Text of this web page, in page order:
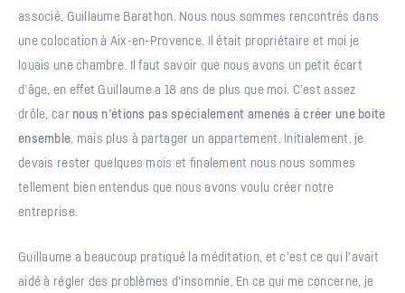
associé, Guillaume Barathon. Nous nous sommes rencontrés dans
une colocation à Aix-en-Provence. Il était propriétaire et moi je
louais une chambre. Il faut savoir que nous avons un petit écart
d’âge, en effet Guillaume a 18 ans de plus que moi. C’est assez
drôle, car nous n’étions pas spécialement amenés à créer une boite
ensemble , mais plus à partager un appartement. Initialement, je
devais rester quelques mois et finalement nous nous sommes
tellement bien entendus que nous avons voulu créer notre
entreprise.
Guillaume a beaucoup pratiqué la méditation, et c’est ce qui l’avait
aidé à régler des problèmes d’insomnie. En ce qui me concerne, je